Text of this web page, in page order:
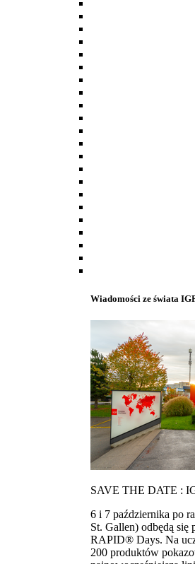
Wiadomości ze świata
SAVE THE DATE :
6 i 7 października po
St. Gallen) odbędą się
RAPID® Days. Na
200 produktów